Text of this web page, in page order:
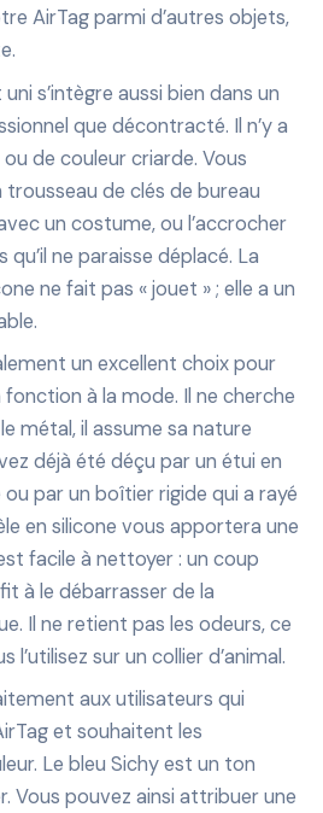
AirTag parmi d’autres objets,
s’intègre aussi bien dans un
que décontracté. Il n’y a
de couleur criarde. Vous
trousseau de clés de bureau
un costume, ou l’accrocher
ne paraisse déplacé. La
ne fait pas « jouet » ; elle a un
un excellent choix pour
à la mode. Il ne cherche
métal, il assume sa nature
déjà été déçu par un étui en
par un boîtier rigide qui a rayé
en silicone vous apportera une
facile à nettoyer : un coup
à le débarrasser de la
Il ne retient pas les odeurs, ce
sur un collier d’animal.
aux utilisateurs qui
et souhaitent les
Le bleu Sichy est un ton
Vous pouvez ainsi attribuer une